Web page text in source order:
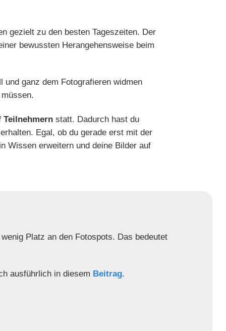
gezielt zu den besten Tageszeiten. Der
bewussten Herangehensweise beim
ganz dem Fotografieren widmen
statt. Dadurch hast du
Egal, ob du gerade erst mit der
Wissen erweitern und deine Bilder auf
Platz an den Fotospots. Das bedeutet
ausführlich in diesem Beitrag.